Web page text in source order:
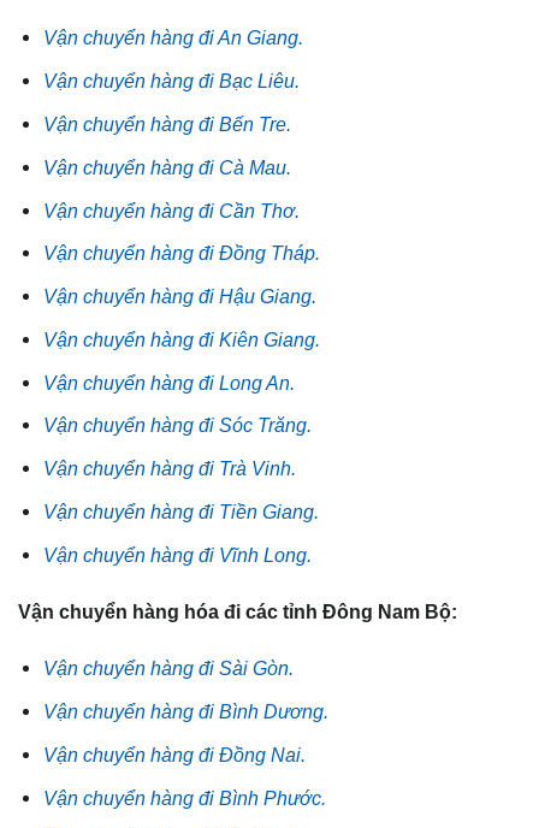
Vận chuyển hàng đi An Giang.
Vận chuyển hàng đi Bạc Liêu.
Vận chuyển hàng đi Bến Tre.
Vận chuyển hàng đi Cà Mau.
Vận chuyển hàng đi Cần Thơ.
Vận chuyển hàng đi Đồng Tháp.
Vận chuyển hàng đi Hậu Giang.
Vận chuyển hàng đi Kiên Giang.
Vận chuyển hàng đi Long An.
Vận chuyển hàng đi Sóc Trăng.
Vận chuyển hàng đi Trà Vinh.
Vận chuyển hàng đi Tiền Giang.
Vận chuyển hàng đi Vĩnh Long.
Vận chuyển hàng hóa đi các tỉnh Đông Nam Bộ:
Vận chuyển hàng đi Sài Gòn.
Vận chuyển hàng đi Bình Dương.
Vận chuyển hàng đi Đồng Nai.
Vận chuyển hàng đi Bình Phước.